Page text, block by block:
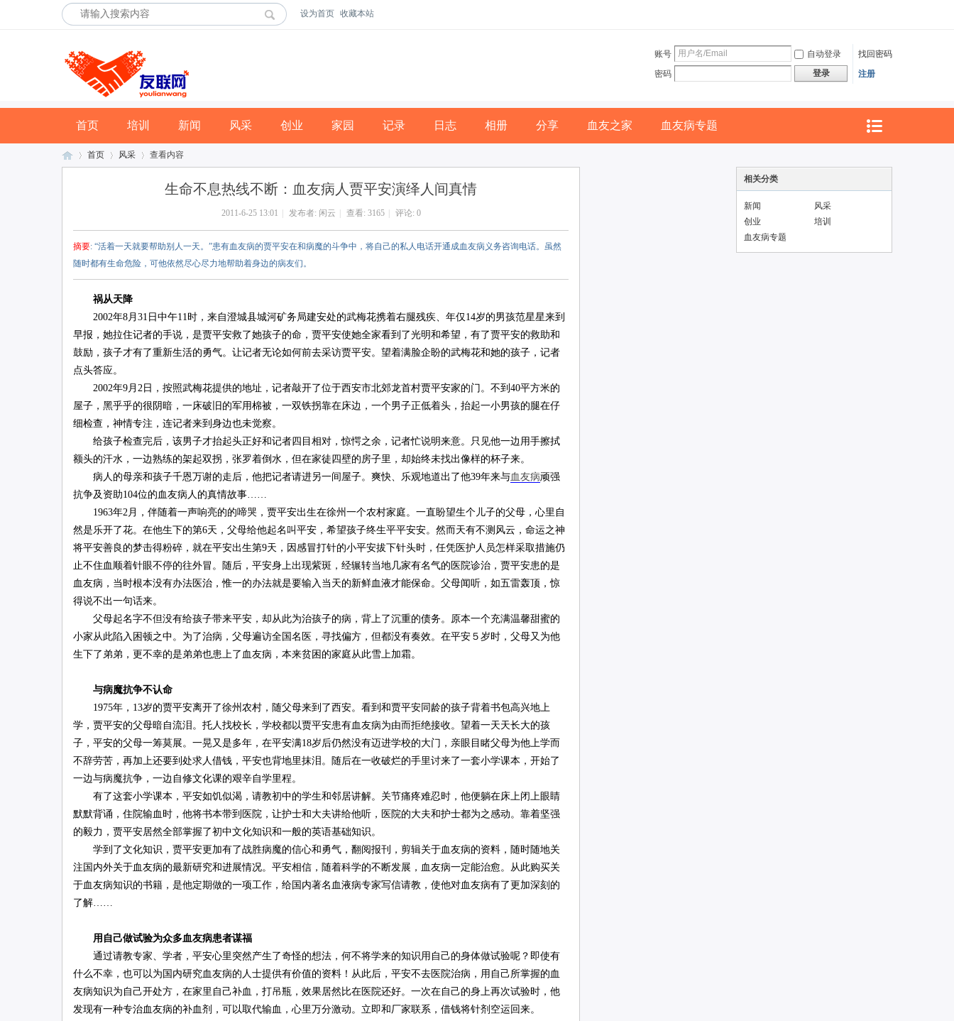
设为首页 收藏本站
账号 自动登录
找回密码
密码
登录 注册
首页 培训 新闻 风采 创业 家园 记录 日志 相册 分享 血友之家 血友病专题
首页 风采 查看内容
生命不息热线不断：血友病人贾平安演绎人间真情
2011-6-25 13:01 发布者: 闲云 查看: 3165 评论: 0
摘要: “活着一天就要帮助别人一天。”患有血友病的贾平安在和病魔的斗争中，将自己的私人电话开通成血友病义务咨询电话。虽然
随时都有生命危险，可他依然尽心尽力地帮助着身边的病友们。
祸从天降
2002年8月31日中午11时，来自澄城县城河矿务局建安处的武梅花携着右腿残疾、年仅14岁的男孩范星星来到
早报，她拉住记者的手说，是贾平安救了她孩子的命，贾平安使她全家看到了光明和希望，有了贾平安的救助和
鼓励，孩子才有了重新生活的勇气。让记者无论如何前去采访贾平安。望着满脸企盼的武梅花和她的孩子，记者
点头答应。
2002年9月2日，按照武梅花提供的地址，记者敲开了位于西安市北郊龙首村贾平安家的门。不到40平方米的
屋子，黑乎乎的很阴暗，一床破旧的军用棉被，一双铁拐靠在床边，一个男子正低着头，抬起一小男孩的腿在仔
细检查，神情专注，连记者来到身边也未觉察。
给孩子检查完后，该男子才抬起头正好和记者四目相对，惊愕之余，记者忙说明来意。只见他一边用手擦拭
额头的汗水，一边熟练的架起双拐，张罗着倒水，但在家徒四壁的房子里，却始终未找出像样的杯子来。
病人的母亲和孩子千恩万谢的走后，他把记者请进另一间屋子。爽快、乐观地道出了他39年来与血友病顽强
抗争及资助104位的血友病人的真情故事……
1963年2月，伴随着一声响亮的的啼哭，贾平安出生在徐州一个农村家庭。一直盼望生个儿子的父母，心里自
然是乐开了花。在他生下的第6天，父母给他起名叫平安，希望孩子终生平平安安。然而天有不测风云，命运之神
将平安善良的梦击得粉碎，就在平安出生第9天，因感冒打针的小平安拔下针头时，任凭医护人员怎样采取措施仍
止不住血顺着针眼不停的往外冒。随后，平安身上出现紫斑，经辗转当地几家有名气的医院诊治，贾平安患的是
血友病，当时根本没有办法医治，惟一的办法就是要输入当天的新鲜血液才能保命。父母闻听，如五雷轰顶，惊
得说不出一句话来。
父母起名字不但没有给孩子带来平安，却从此为治孩子的病，背上了沉重的债务。原本一个充满温馨甜蜜的
小家从此陷入困顿之中。为了治病，父母遍访全国名医，寻找偏方，但都没有奏效。在平安５岁时，父母又为他
生下了弟弟，更不幸的是弟弟也患上了血友病，本来贫困的家庭从此雪上加霜。
与病魔抗争不认命
1975年，13岁的贾平安离开了徐州农村，随父母来到了西安。看到和贾平安同龄的孩子背着书包高兴地上
学，贾平安的父母暗自流泪。托人找校长，学校都以贾平安患有血友病为由而拒绝接收。望着一天天长大的孩
子，平安的父母一筹莫展。一晃又是多年，在平安满18岁后仍然没有迈进学校的大门，亲眼目睹父母为他上学而
不辞劳苦，再加上还要到处求人借钱，平安也背地里抹泪。随后在一收破烂的手里讨来了一套小学课本，开始了
一边与病魔抗争，一边自修文化课的艰辛自学里程。
有了这套小学课本，平安如饥似渴，请教初中的学生和邻居讲解。关节痛疼难忍时，他便躺在床上闭上眼睛
默默背诵，住院输血时，他将书本带到医院，让护士和大夫讲给他听，医院的大夫和护士都为之感动。靠着坚强
的毅力，贾平安居然全部掌握了初中文化知识和一般的英语基础知识。
学到了文化知识，贾平安更加有了战胜病魔的信心和勇气，翻阅报刊，剪辑关于血友病的资料，随时随地关
注国内外关于血友病的最新研究和进展情况。平安相信，随着科学的不断发展，血友病一定能治愈。从此购买关
于血友病知识的书籍，是他定期做的一项工作，给国内著名血液病专家写信请教，使他对血友病有了更加深刻的
了解……
用自己做试验为众多血友病患者谋福
通过请教专家、学者，平安心里突然产生了奇怪的想法，何不将学来的知识用自己的身体做试验呢？即使有
什么不幸，也可以为国内研究血友病的人士提供有价值的资料！从此后，平安不去医院治病，用自己所掌握的血
友病知识为自己开处方，在家里自己补血，打吊瓶，效果居然比在医院还好。一次在自己的身上再次试验时，他
发现有一种专治血友病的补血剂，可以取代输血，心里万分激动。立即和厂家联系，借钱将针剂空运回来。
相关分类
新闻
风采
创业
培训
血友病专题